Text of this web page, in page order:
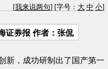
[我来说两句] [字号： 大 中 小]
证券报 作者：张侃
，成功研制出了国产第一